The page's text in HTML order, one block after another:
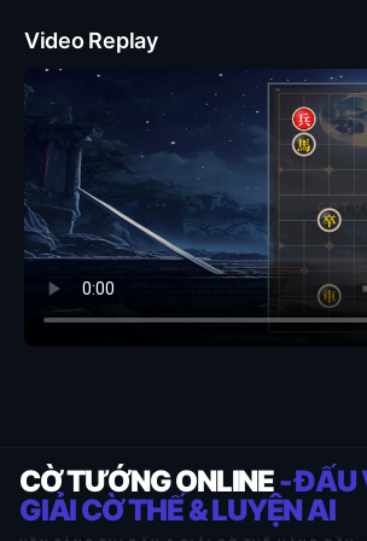
Video Replay
CỜ TƯỚNG ONLINE- ĐẤU
GIẢI CỜ THẾ & LUYỆN AI